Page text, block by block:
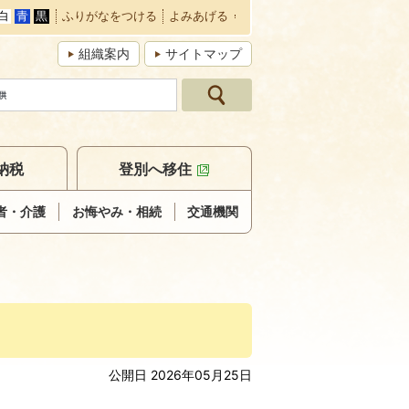
青 黒 ふりがなをつける よみあげる
組織案内 サイトマップ
・介護 お悔やみ・相続 交通機関
税 登別へ移住
公開日 2026年05月25日